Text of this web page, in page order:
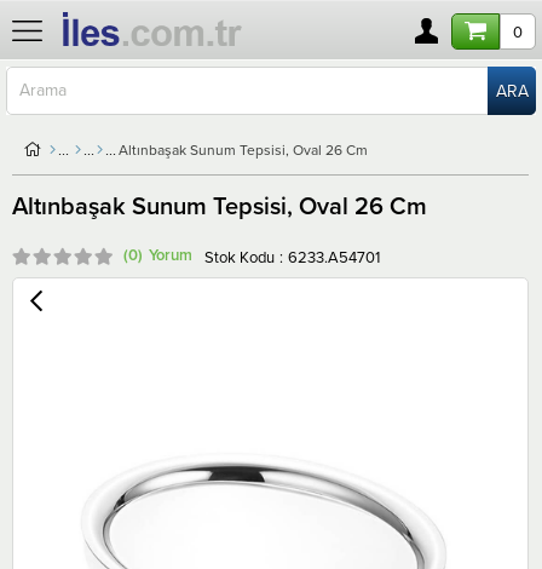
0
Altınbaşak Sunum Tepsisi, Oval 26 Cm
Altınbaşak Sunum Tepsisi, Oval 26 Cm
(0) Stok Kodu 6233.A54701